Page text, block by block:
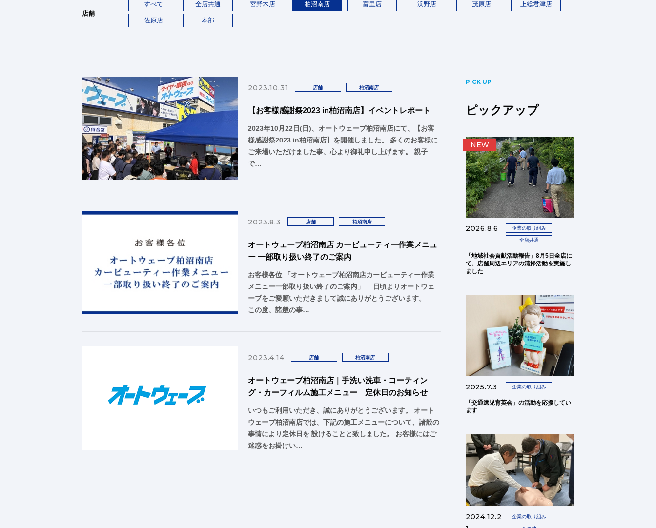
店舗
すべて 全店共通 宮野木店 柏沼南店 富里店 浜野店 茂原店 上総君津店
佐原店 本部
2023.10.31 店舗 柏沼南店
【お客様感謝祭2023 in柏沼南店】イベントレポート
2023年10月22日(日)、オートウェーブ柏沼南店にて、【お客
様感謝祭2023 in柏沼南店】を開催しました。 多くのお客様に
ご来場いただけました事、心より御礼申し上げます。 親子
で…
2023.8.3 店舗 柏沼南店
オートウェーブ柏沼南店 カービューティー作業メニュ
ー 一部取り扱い終了のご案内
お客様各位 「オートウェーブ柏沼南店カービューティー作業
メニュー一部取り扱い終了のご案内」 日頃よりオートウェ
ーブをご愛願いただきまして誠にありがとうございます。
この度、諸般の事…
2023.4.14 店舗 柏沼南店
オートウェーブ柏沼南店｜手洗い洗車・コーティン
グ・カーフィルム施工メニュー 定休日のお知らせ
いつもご利用いただき、誠にありがとうございます。 オート
ウェーブ柏沼南店では、下記の施工メニューについて、諸般の
事情により定休日を 設けることと致しました。 お客様にはご
迷惑をお掛けい…
PICK UP
ピックアップ
2026.8.6 企業の取り組み
全店共通
「地域社会貢献活動報告」8月5日全店に
て、店舗周辺エリアの清掃活動を実施し
ました
NEW
2025.7.3 企業の取り組み
「交通遺児育英会」の活動を応援してい
ます
2024.12.2
企業の取り組み